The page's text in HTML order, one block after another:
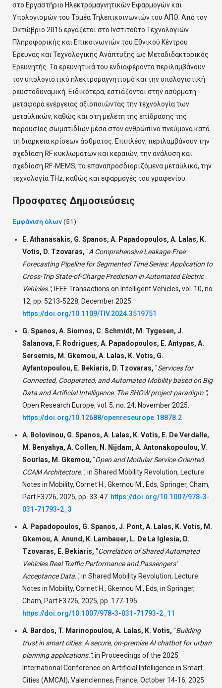
στο Εργαστήριο Ηλεκτρομαγνητικών Εφαρμογών και
Υπολογισμών του Τομέα Τηλεπικοινωνιών του ΑΠΘ. Από τον
Οκτώβριο 2015 εργάζεται στο Ινστιτούτο Τεχνολογιών
Πληροφορικής και Επικοινωνιών του Εθνικού Κέντρου
Έρευνας και Τεχνολογικής Ανάπτυξης ως Μεταδιδακτορικός
Ερευνητής. Τα ερευνητικά του ενδιαφέροντα περιλαμβάνουν
τον υπολογιστικό ηλεκτρομαγνητισμό και την υπολογιστική
ρευστοδυναμική. Ειδικότερα, εστιάζονται στην ασύρματη
μεταφορά ενέργειας αξιοποιώντας την τεχνολογία των
μεταϋλικών, καθώς και στη μελέτη της επίδρασης της
παρουσίας σωματιδίων μέσα στον ανθρώπινο πνεύμονα κατά
τη διάρκεια κρίσεων άσθματος. Επιπλέον, περιλαμβάνουν την
σχεδίαση RF κυκλωμάτων και κεραιών, την ανάλυση και
σχεδίαση RF-MEMS, τα επαναπροσδιοριζόμενα μεταϋλικά, την
τεχνολογία THz, καθώς και εφαρμογές του γραφενίου.
Προσφατες Δημοσιεύσεις
Εμφάνιση όλων(51)
E. Athanasakis, G. Spanos, A. Papadopoulos, A. Lalas, K.
Votis, D. Tzovaras, "A Comprehensive Leakage-Free
Forecasting Pipeline for Segmented Time Series: Application to
Cross-Trip State-of-Charge Prediction in Automated Electric
Vehicles.",IEEE Transactions on Intelligent Vehicles, vol. 10, no.
12, pp. 5213-5228, December 2025.
https://doi.org/10.1109/TIV.2024.3519751
G. Spanos, A. Siomos, C. Schmidt, M. Tygesen, J.
Salanova, F. Rodrigues, A. Papadopoulos, E. Antypas, A.
Sersemis, M. Gkemou, A. Lalas, K. Votis, G.
Ayfantopoulou, E. Bekiaris, D. Tzovaras, "Services for
Connected, Cooperated, and Automated Mobility based on Big
Data and Artificial Intelligence: The SHOW project paradigm.",
Open Research Europe, vol. 5, no. 24, November 2025.
https://doi.org/10.12688/openreseurope.18878.2
A. Bolovinou, G. Spanos, A. Lalas, K. Votis, E. De Verdalle,
M. Benyahya, A. Collen, N. Nijdam, A. Antonakopoulou, V.
Sourlas, M. Gkemou, "Open and Modular Service-Oriented
CCAM Architecture.",in Shared Mobility Revolution, Lecture
Notes in Mobility, Cornet H., Gkemou M., Eds, Springer, Cham,
Part F3726, 2025, pp. 33-47. https://doi.org/10.1007/978-3-
031-71793-2_3
A. Papadopoulos, G. Spanos, J. Pont, A. Lalas, K. Votis, M.
Gkemou, A. Anund, K. Lambauer, L. De La Iglesia, D.
Tzovaras, E. Bekiaris, "Correlation of Shared Automated
Vehicles Real Traffic Performance and Passengers’
Acceptance Data.",in Shared Mobility Revolution, Lecture
Notes in Mobility, Cornet H., Gkemou M., Eds, in Springer,
Cham, Part F3726, 2025, pp. 177-195.
https://doi.org/10.1007/978-3-031-71793-2_11
A. Bardos, T. Marinopoulou, A. Lalas, K. Votis, "Building
trust in smart cities: A secure, on-premise AI chatbot for urban
planning applications.",in Proceedings of the 2025
International Conference on Artificial Intelligence in Smart
Cities (AMCAI), Valenciennes, France, October 14-16, 2025.